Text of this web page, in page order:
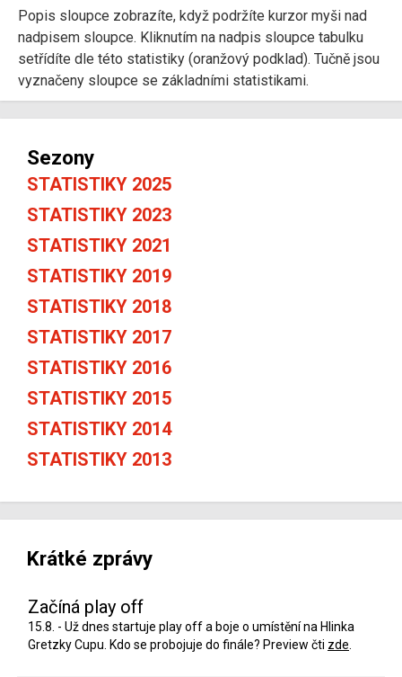
Popis sloupce zobrazíte, když podržíte kurzor myši nad
nadpisem sloupce. Kliknutím na nadpis sloupce tabulku
setřídíte dle této statistiky (oranžový podklad). Tučně jsou
vyznačeny sloupce se základními statistikami.
Sezony
STATISTIKY 2025
STATISTIKY 2023
STATISTIKY 2021
STATISTIKY 2019
STATISTIKY 2018
STATISTIKY 2017
STATISTIKY 2016
STATISTIKY 2015
STATISTIKY 2014
STATISTIKY 2013
Krátké zprávy
Začíná play off
15.8. - Už dnes startuje play off a boje o umístění na Hlinka
Gretzky Cupu. Kdo se probojuje do finále? Preview čti zde